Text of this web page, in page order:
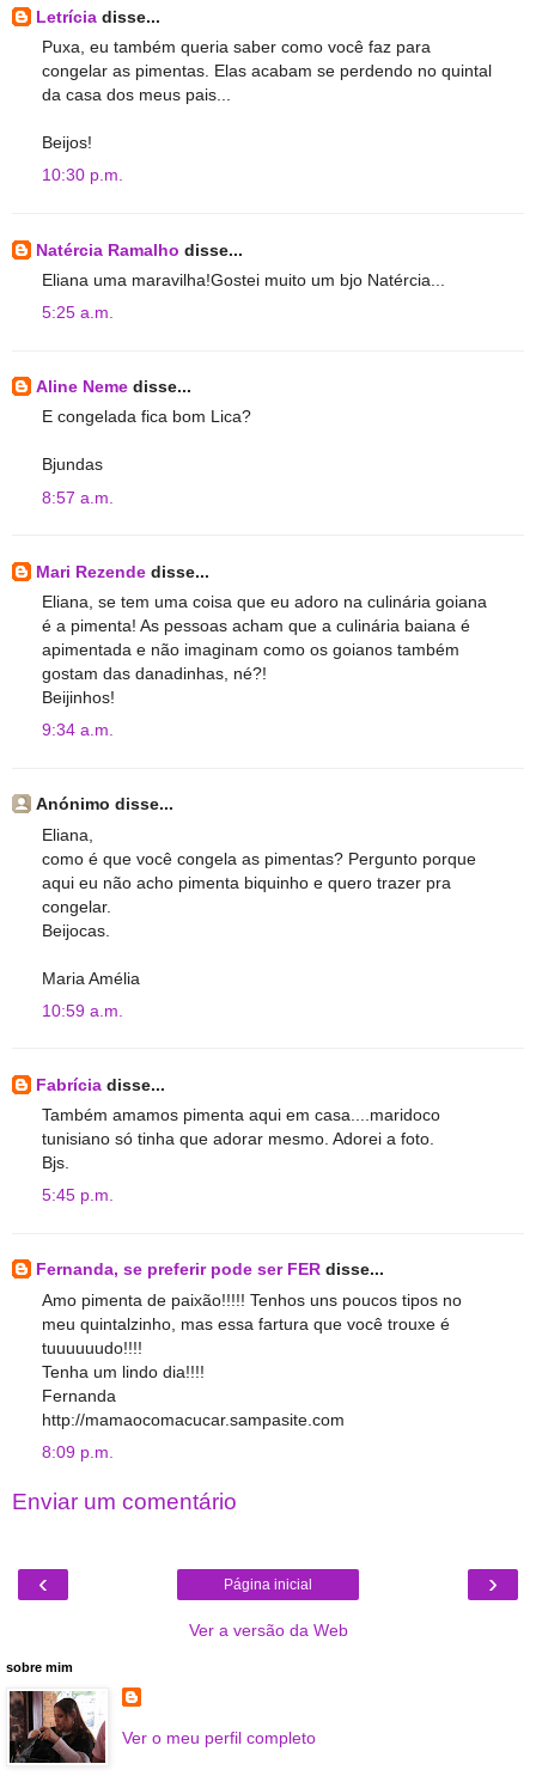
Letrícia disse...
Puxa, eu também queria saber como você faz para
congelar as pimentas. Elas acabam se perdendo no quintal
da casa dos meus pais...
Beijos!
10:30 p.m.
Natércia Ramalho disse...
Eliana uma maravilha!Gostei muito um bjo Natércia...
5:25 a.m.
Aline Neme disse...
E congelada fica bom Lica?
Bjundas
8:57 a.m.
Mari Rezende disse...
Eliana, se tem uma coisa que eu adoro na culinária goiana
é a pimenta! As pessoas acham que a culinária baiana é
apimentada e não imaginam como os goianos também
gostam das danadinhas, né?!
Beijinhos!
9:34 a.m.
Anónimo disse...
Eliana,
como é que você congela as pimentas? Pergunto porque
aqui eu não acho pimenta biquinho e quero trazer pra
congelar.
Beijocas.
Maria Amélia
10:59 a.m.
Fabrícia disse...
Também amamos pimenta aqui em casa....maridoco
tunisiano só tinha que adorar mesmo. Adorei a foto.
Bjs.
5:45 p.m.
Fernanda, se preferir pode ser FER disse...
Amo pimenta de paixão!!!!! Tenhos uns poucos tipos no
meu quintalzinho, mas essa fartura que você trouxe é
tuuuuuudo!!!!
Tenha um lindo dia!!!!
Fernanda
http://mamaocomacucar.sampasite.com
8:09 p.m.
Enviar um comentário
‹ ›
Página inicial
Ver a versão da Web
sobre mim
Ver o meu perfil completo